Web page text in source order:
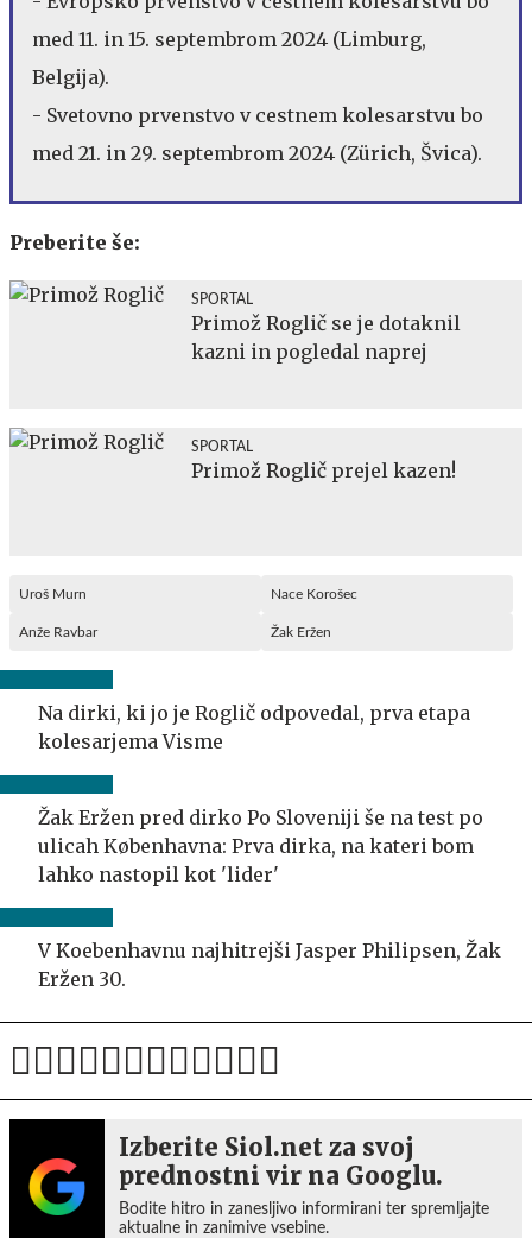
med 11. in 15. septembrom 2024 (Limburg,
Belgija).
- Svetovno prvenstvo v cestnem kolesarstvu bo
med 21. in 29. septembrom 2024 (Zürich, Švica).
Preberite še:
SPORTAL
Primož Roglič se je dotaknil
kazni in pogledal naprej
SPORTAL
Primož Roglič prejel kazen!
Uroš Murn Nace Korošec
Anže Ravbar Žak Eržen
Na dirki, ki jo je Roglič odpovedal, prva etapa
kolesarjema Visme
Žak Eržen pred dirko Po Sloveniji še na test po
ulicah Københavna: Prva dirka, na kateri bom
lahko nastopil kot 'lider'
V Koebenhavnu najhitrejši Jasper Philipsen, Žak
Eržen 30.
Izberite Siol.net za svoj
prednostni vir na Googlu.
Bodite hitro in zanesljivo informirani ter spremljajte
aktualne in zanimive vsebine.